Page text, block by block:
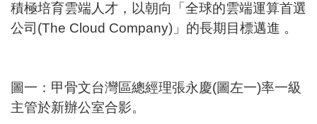
積極培育雲端人才，以朝向「全球的雲端運算首選
公司(The Cloud Company)」的長期目標邁進 。
圖一：甲骨文台灣區總經理張永慶(圖左一)率一級
主管於新辦公室合影。